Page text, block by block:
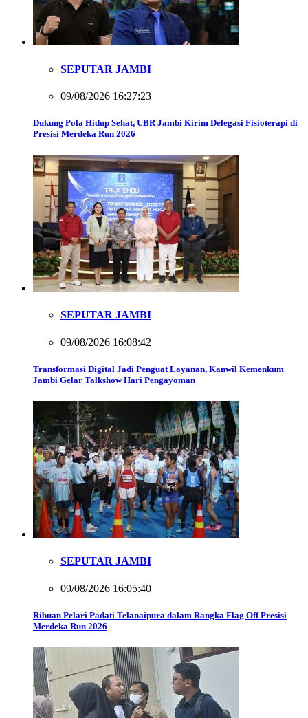
SEPUTAR JAMBI
09/08/2026 16:27:23
Dukung Pola Hidup Sehat, UBR Jambi Kirim Delegasi Fisioterapi di
Presisi Merdeka Run 2026
SEPUTAR JAMBI
09/08/2026 16:08:42
Transformasi Digital Jadi Penguat Layanan, Kanwil Kemenkum
Jambi Gelar Talkshow Hari Pengayoman
SEPUTAR JAMBI
09/08/2026 16:05:40
Ribuan Pelari Padati Telanaipura dalam Rangka Flag Off Presisi
Merdeka Run 2026